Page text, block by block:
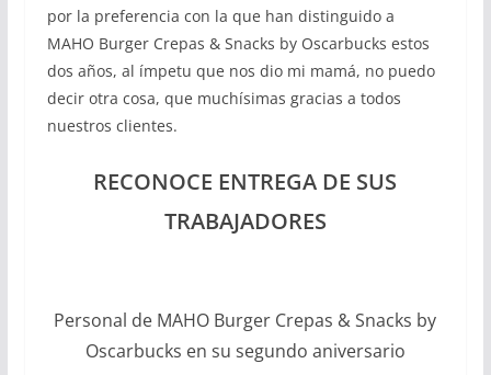
por la preferencia con la que han distinguido a
MAHO Burger Crepas & Snacks by Oscarbucks estos
dos años, al ímpetu que nos dio mi mamá, no puedo
decir otra cosa, que muchísimas gracias a todos
nuestros clientes.
RECONOCE ENTREGA DE SUS
TRABAJADORES
Personal de MAHO Burger Crepas & Snacks by
Oscarbucks en su segundo aniversario